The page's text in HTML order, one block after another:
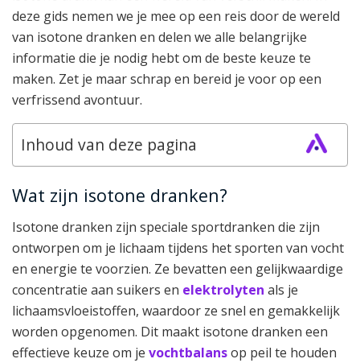
deze gids nemen we je mee op een reis door de wereld
van isotone dranken en delen we alle belangrijke
informatie die je nodig hebt om de beste keuze te
maken. Zet je maar schrap en bereid je voor op een
verfrissend avontuur.
Inhoud van deze pagina
Wat zijn isotone dranken?
Isotone dranken zijn speciale sportdranken die zijn
ontworpen om je lichaam tijdens het sporten van vocht
en energie te voorzien. Ze bevatten een gelijkwaardige
concentratie aan suikers en elektrolyten als je
lichaamsvloeistoffen, waardoor ze snel en gemakkelijk
worden opgenomen. Dit maakt isotone dranken een
effectieve keuze om je vochtbalansop peil te houden